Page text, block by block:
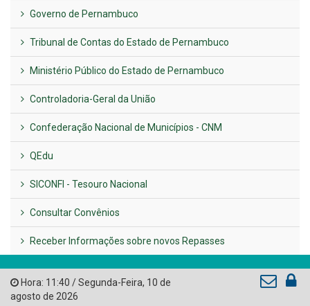
Previous
LINKS ÚTEIS
AMUPE
Governo de Pernambuco
Tribunal de Contas do Estado de Pernambuco
Ministério Público do Estado de Pernambuco